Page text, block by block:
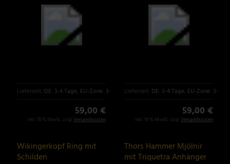
Lieferzeit: DE: 3-4 Tage, EU-Zone: 3-6 Tage
59,00 €
inkl. 19 % MwSt. zzgl. Versandkosten
Lieferzeit: DE: 3-4 Tage, EU-Zone: 3-6
59,00 €
inkl. 19 % MwSt. zzgl. Versandkosten
Wikingerkopf Ring mit
Schilden
Thors Hammer Mjölnir
mit Triquetra Anhänger